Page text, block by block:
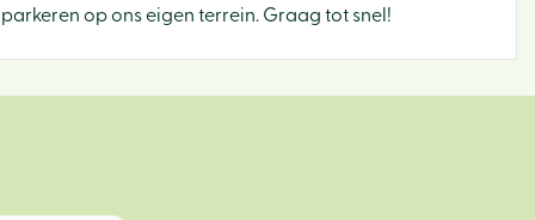
op ons eigen terrein. Graag tot snel!